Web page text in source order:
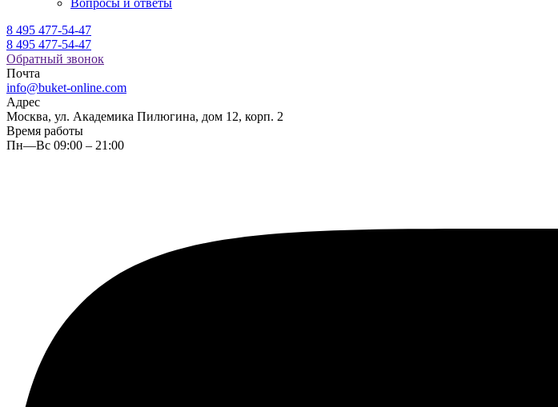
Вопросы и ответы
8 495 477-54-47
8 495 477-54-47
Обратный звонок
Почта
info@buket-online.com
Адрес
Москва, ул. Академика Пилюгина, дом 12, корп. 2
Время работы
Пн—Вс 09:00 – 21:00